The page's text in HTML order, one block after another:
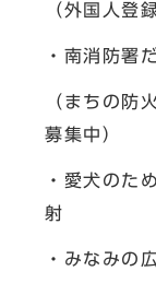
（外国人登
・南消防署
（まちの防
募集中）
・愛犬のた
射
・みなみの